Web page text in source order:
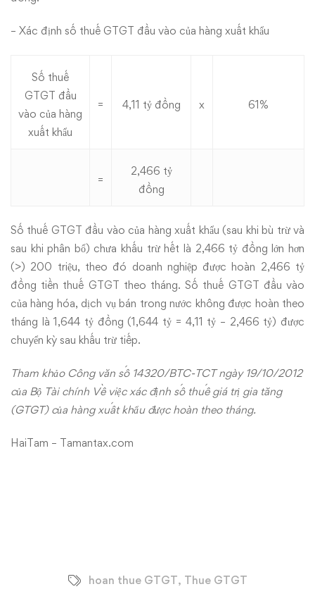
– Xác định số thuế GTGT đầu vào của hàng xuất khẩu
Số thuế
GTGT đầu
vào của hàng
xuất khẩu
= 4,11 tỷ đồng x 61%
=
2,466 tỷ
đồng
Số thuế GTGT đầu vào của hàng xuất khẩu (sau khi bù trừ và
sau khi phân bổ) chưa khấu trừ hết là 2,466 tỷ đồng lớn hơn
(>) 200 triệu, theo đó doanh nghiệp được hoàn 2,466 tỷ
đồng tiền thuế GTGT theo tháng. Số thuế GTGT đầu vào
của hàng hóa, dịch vụ bán trong nước không được hoàn theo
tháng là 1,644 tỷ đồng (1,644 tỷ = 4,11 tỷ – 2,466 tỷ) được
chuyển kỳ sau khấu trừ tiếp.
Tham khảo Công văn số 14320/BTC-TCT ngày 19/10/2012
của Bộ Tài chính Về việc xác định số thuế giá trị gia tăng
(GTGT) của hàng xuất khẩu được hoàn theo tháng.
HaiTam – Tamantax.com
hoan thue GTGT, Thue GTGT